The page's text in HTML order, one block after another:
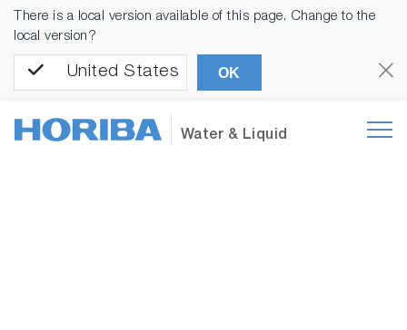
There is a local version available of this page. Change to the
local version?
United States OK
Water & Liquid